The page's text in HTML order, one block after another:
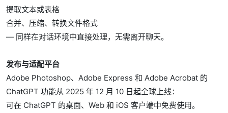
提取文本或表格
合并、压缩、转换文件格式
— 同样在对话环境中直接处理，无需离开聊天。
发布与适配平台
Adobe Photoshop、Adobe Express 和 Adobe Acrobat 的
ChatGPT 功能从 2025 年 12 月 10 日起全球上线：
可在 ChatGPT 的桌面、Web 和 iOS 客户端中免费使用。